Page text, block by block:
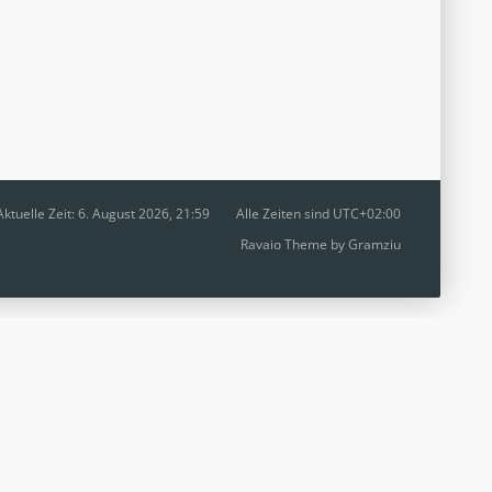
Alle Zeiten sind UTC+02:00
Zeit: 6. August 2026, 21:59
Ravaio Theme byGramziu